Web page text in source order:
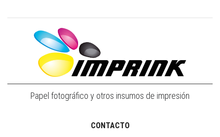
Papel fotográfico y otros insumos de impresión
CONTACTO